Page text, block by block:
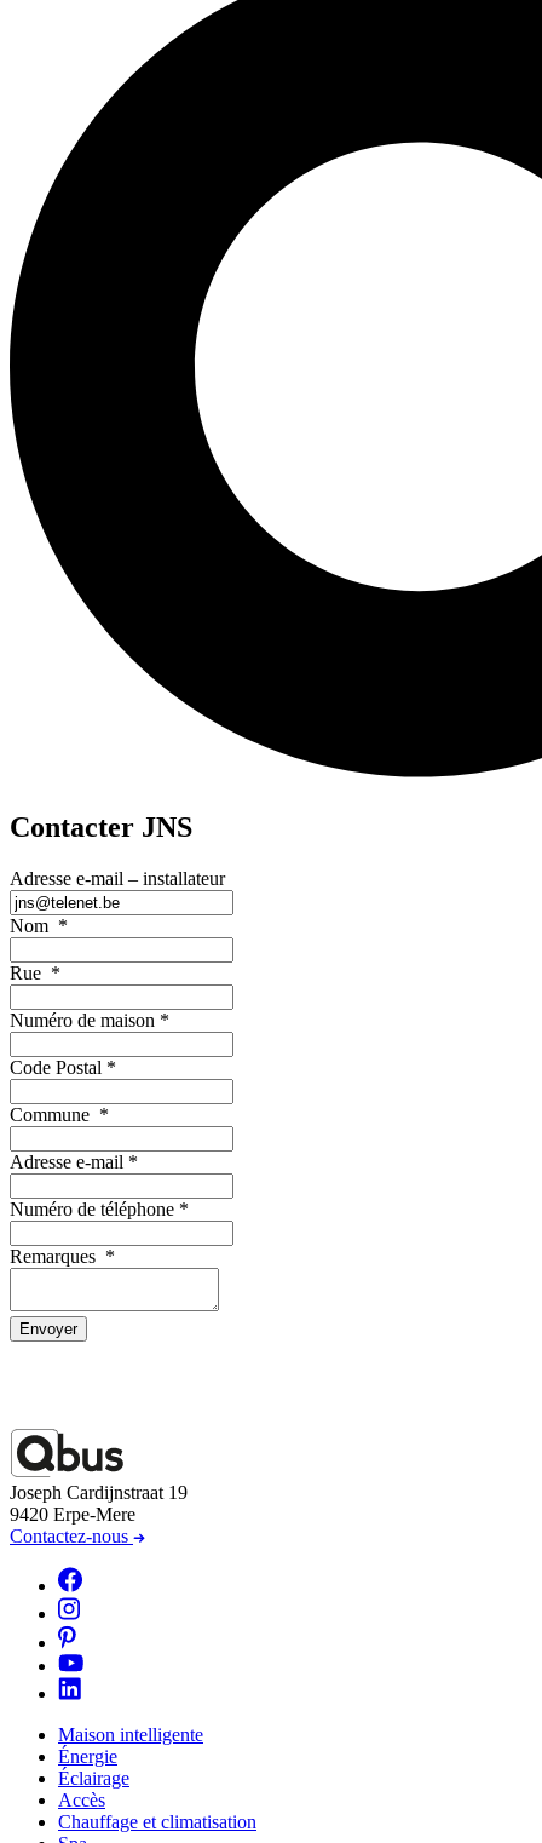
Contacter JNS
Adresse e-mail – installateur
Nom *
Rue *
Numéro de maison *
Code Postal *
Commune *
Adresse e-mail *
Numéro de téléphone *
Remarques *
Envoyer
Joseph Cardijnstraat 19
9420 Erpe-Mere
Contactez-nous
Maison intelligente
Énergie
Éclairage
Accès
Chauffage et climatisation